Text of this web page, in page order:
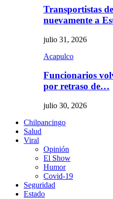
Transportistas
nuevamente a
julio 31, 2026
Acapulco
Funcionarios
por retraso de…
julio 30, 2026
Chilpancingo
Salud
Viral
Opinión
El Show
Humor
Covid-19
Seguridad
Estado